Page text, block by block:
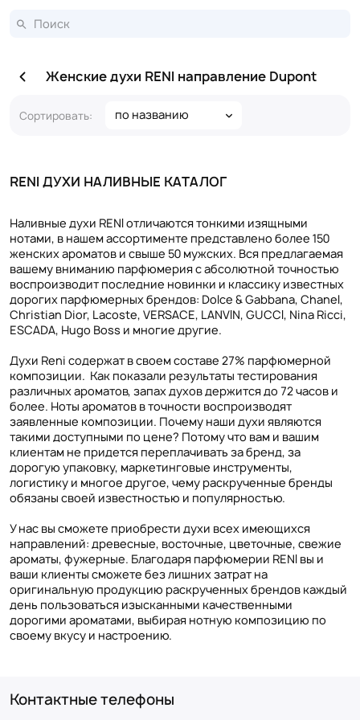
Женские духи RENI направление Dupont
Сортировать: по названию
RENI ДУХИ НАЛИВНЫЕ КАТАЛОГ
Наливные духи RENI отличаются тонкими изящными
нотами, в нашем ассортименте представлено более 150
женских ароматов и свыше 50 мужских. Вся предлагаемая
вашему вниманию парфюмерия с абсолютной точностью
воспроизводит последние новинки и классику известных
дорогих парфюмерных брендов: Dolce & Gabbana, Chanel,
Christian Dior, Lacoste, VERSACE, LANVIN, GUCCI, Nina Ricci,
ESCADA, Hugo Boss и многие другие.
Духи Reni содержат в своем составе 27% парфюмерной
композиции. Как показали результаты тестирования
различных ароматов, запах духов держится до 72 часов и
более. Ноты ароматов в точности воспроизводят
заявленные композиции. Почему наши духи являются
такими доступными по цене? Потому что вам и вашим
клиентам не придется переплачивать за бренд, за
дорогую упаковку, маркетинговые инструменты,
логистику и многое другое, чему раскрученные бренды
обязаны своей известностью и популярностью.
У нас вы сможете приобрести духи всех имеющихся
направлений: древесные, восточные, цветочные, свежие
ароматы, фужерные. Благодаря парфюмерии RENI вы и
ваши клиенты сможете без лишних затрат на
оригинальную продукцию раскрученных брендов каждый
день пользоваться изысканными качественными
дорогими ароматами, выбирая нотную композицию по
своему вкусу и настроению.
Контактные телефоны